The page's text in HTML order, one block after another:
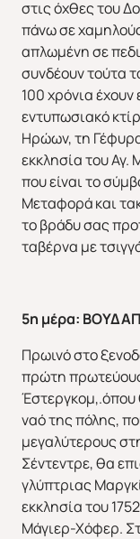
ΕΥΡΩΠΗ
ΑΣΙΑ
στις όχθες του
πάνω σε
απλωμένη σε
συνδέουν τούτα
100 χρόνια
εντυπωσιακό
Ηρώων, τη
εκκλησία του
που είναι το
Μεταφορά και
το βράδυ σας
ταβέρνα με
5η μέρα:
Πρωινό στο
πρώτη
Έστεργκομ,.όπου
ναό της πόλης,
μεγαλύτερους
Σέντεντρε, θα
γλύπτριας
εκκλησία του
Μάγιερ-Χόφερ.